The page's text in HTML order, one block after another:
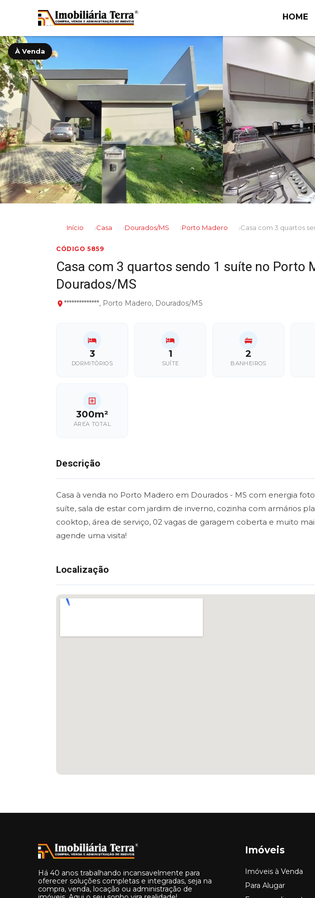
HOME
À Venda
‹
Início Casa Dourados/MS Porto Madero
CÓDIGO 5859
Casa com 3 quartos sendo 1 suíte no Porto
Dourados/MS
**************, Porto Madero, Dourados/MS
3
DORMITÓRIOS
1
SUÍTE
2
BANHEIROS
300m²
ÁREA TOTAL
Descrição
Casa à venda no Porto Madero em Dourados - MS com energia
suíte, sala de estar com jardim de inverno, cozinha com armários
cooktop, área de serviço, 02 vagas de garagem coberta e muito
agende uma visita!
Localização
Há 40 anos trabalhando incansavelmente para
oferecer soluções completas e integradas, seja na
compra, venda, locação ou administração de
Imóveis
Imóveis à Venda
Para Alugar